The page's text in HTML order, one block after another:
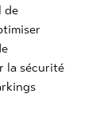
de
la sécurité